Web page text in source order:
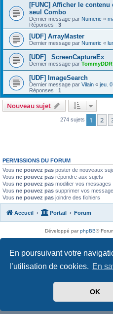
En poursuivant votre
l’utilisation de cookies. En
OK
[FUNC] Afficher le
seul Combo
Dernier message par Numeric «
Réponses : 3
[UDF] ArrayMaster
Dernier message par Numeric «
[UDF] _ScreenCaptureEx
Dernier message par TommyDDR
[UDF] ImageSearch
Dernier message par Vilain « jeu.
Réponses : 1
Nouveau sujet
274 sujets 1 2
PERMISSIONS DU FORUM
Vous ne pouvez pas poster de nouveaux
Vous ne pouvez pas répondre aux sujets
Vous ne pouvez pas modifier vos messages
Vous ne pouvez pas supprimer vos
Vous ne pouvez pas joindre des fichiers
Accueil Portail Forum
Développé parphpBB®
Confidentialité